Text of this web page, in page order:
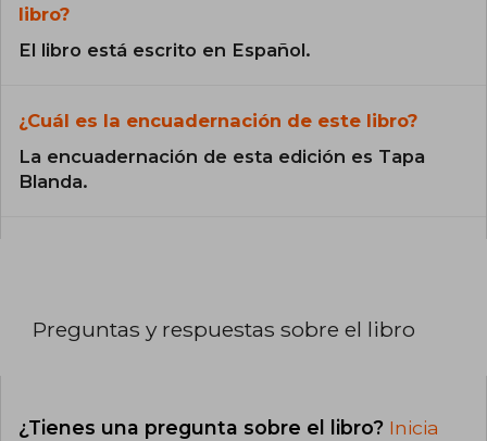
libro?
El libro está escrito en Español.
¿Cuál es la encuadernación de este libro?
La encuadernación de esta edición es Tapa
Blanda.
Preguntas y respuestas sobre el libro
¿Tienes una pregunta sobre el libro? Inicia